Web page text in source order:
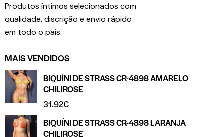
Produtos íntimos selecionados com
qualidade, discrição e envio rápido
em todo o país.
MAIS VENDIDOS
BIQUÍNI DE STRASS CR-4898 AMARELO
CHILIROSE
31.92€
BIQUÍNI DE STRASS CR-4898 LARANJA
CHILIROSE